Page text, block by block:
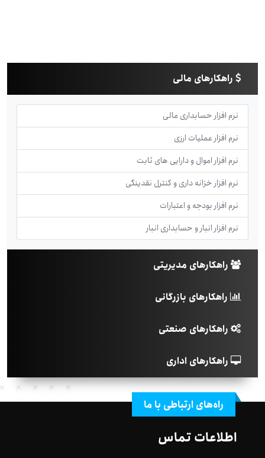
راهکارهای مالی
نرم افزار حسابداری مالی
نرم افزار عملیات ارزی
نرم افزار اموال و دارایی های ثابت
نرم افزار خزانه داری و کنترل نقدینگی
نرم افزار بودجه و اعتبارات
نرم افزار انبار و حسابداری انبار
راهکارهای مدیریتی
راهکارهای بازرگانی
راهکارهای صنعتی
راهکارهای اداری
راه‌های ارتباطی با ما
اطلاعات تماس